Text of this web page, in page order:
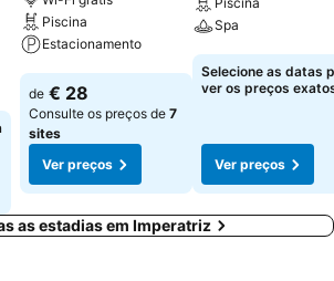
Piscina
Estacionamento
Ver preços
de € 28
Consulte os preços de 7
sites
Ver preços
Spa
Ver preços
Selecione as datas
ver os preços
Ver preços
as estadias em Imperatriz